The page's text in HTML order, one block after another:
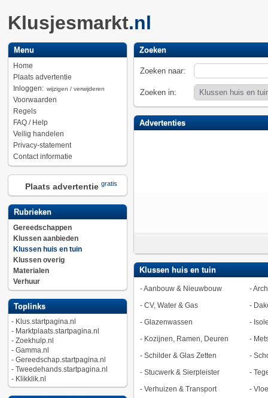
Klusjesmarkt.nl
Menu
Home
Plaats advertentie
Inloggen: wijzigen / verwijderen
Voorwaarden
Regels
FAQ / Help
Veilig handelen
Privacy-statement
Contact informatie
Plaats advertentie gratis
Rubrieken
Gereedschappen
Klussen aanbieden
Klussen huis en tuin
Klussen overig
Materialen
Verhuur
Toplinks
- Klus.startpagina.nl
- Marktplaats.startpagina.nl
- Zoekhulp.nl
- Gamma.nl
- Gereedschap.startpagina.nl
- Tweedehands.startpagina.nl
- Klikklik.nl
Zoeken
Zoeken naar:
Zoeken in:
Advertenties
Klussen huis en tuin
-Aanbouw & Nieuwbouw -
- CV, Water & Gas -
- Glazenwassen -
- Kozijnen, Ramen, Deuren -
- Schilder & Glas Zetten -
- Stucwerk & Sierpleister -
- Verhuizen & Transport -